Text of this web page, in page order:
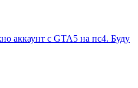
аккаунт с GTA5 на пс4. Буду